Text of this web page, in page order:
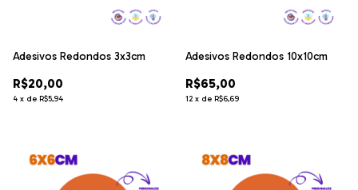
Adesivos Redondos 3x3cm
R$20,00
4 x de R$5,94
Adesivos Redondos 10x10cm
R$65,00
12 x de R$6,69